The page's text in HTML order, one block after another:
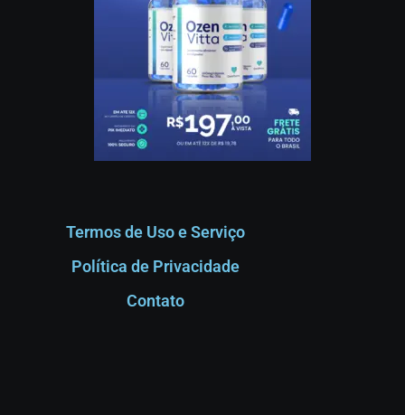
Termos de Uso e Serviço
Política de Privacidade
Contato